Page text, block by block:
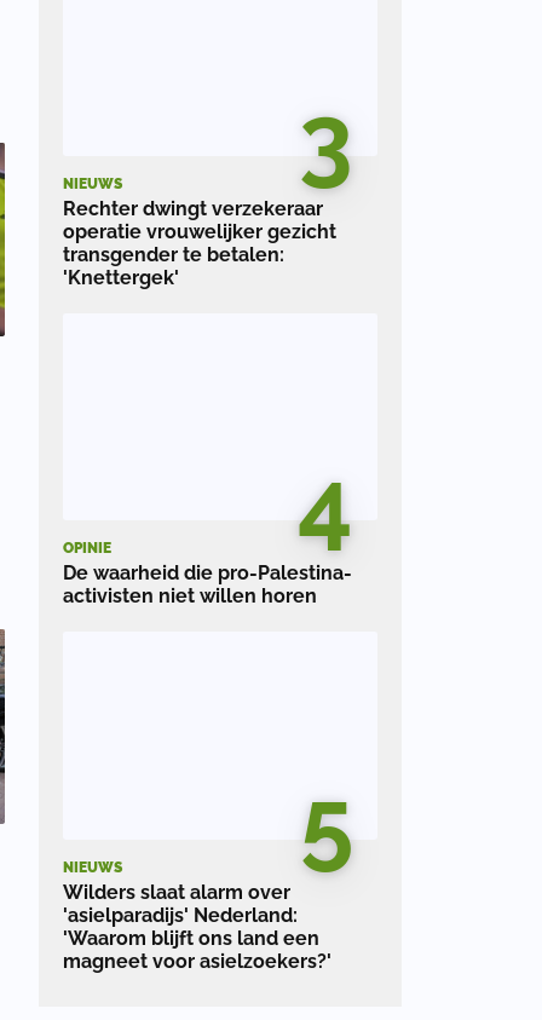
3
NIEUWS
Rechter dwingt verzekeraar
operatie vrouwelijker gezicht
transgender te betalen:
'Knettergek'
4
OPINIE
De waarheid die pro-Palestina-
activisten niet willen horen
5
NIEUWS
Wilders slaat alarm over
'asielparadijs' Nederland:
'Waarom blijft ons land een
magneet voor asielzoekers?'